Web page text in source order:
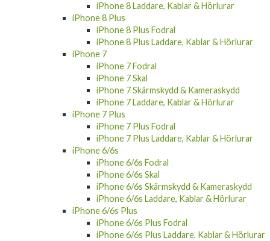
iPhone 8 Laddare, Kablar & Hörlurar
iPhone 8 Plus
iPhone 8 Plus Fodral
iPhone 8 Plus Laddare, Kablar & Hörlurar
iPhone 7
iPhone 7 Fodral
iPhone 7 Skal
iPhone 7 Skärmskydd & Kameraskydd
iPhone 7 Laddare, Kablar & Hörlurar
iPhone 7 Plus
iPhone 7 Plus Fodral
iPhone 7 Plus Laddare, Kablar & Hörlurar
iPhone 6/6s
iPhone 6/6s Fodral
iPhone 6/6s Skal
iPhone 6/6s Skärmskydd & Kameraskydd
iPhone 6/6s Laddare, Kablar & Hörlurar
iPhone 6/6s Plus
iPhone 6/6s Plus Fodral
iPhone 6/6s Plus Laddare, Kablar & Hörlurar